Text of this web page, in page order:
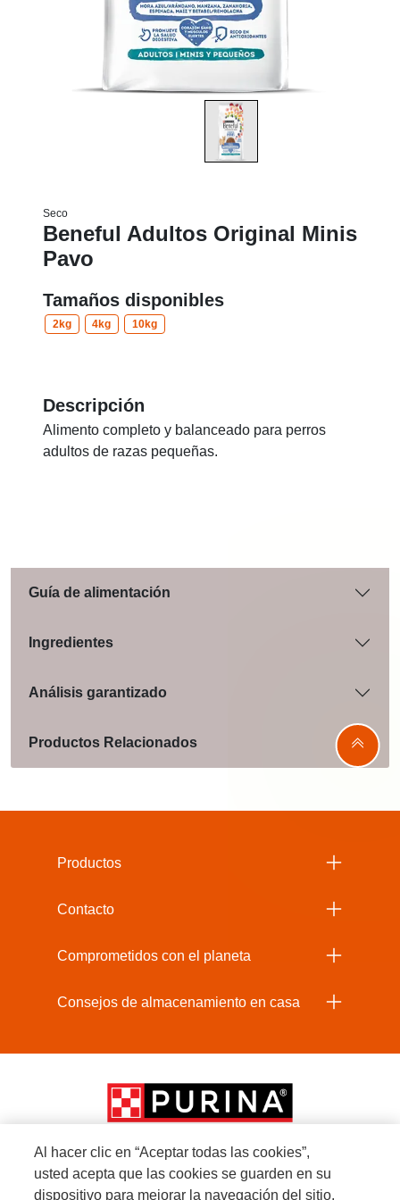
Seco
Beneful Adultos Original Minis
Pavo
Tamaños disponibles
2kg 4kg 10kg
Descripción
Alimento completo y balanceado para perros
adultos de razas pequeñas.
Guía de alimentación
Ingredientes
Análisis garantizado
Productos Relacionados
Productos
Contacto
Comprometidos con el planeta
Consejos de almacenamiento en casa
Menú Footer Secundario Beneful
Al hacer clic en “Aceptar todas las cookies”,
usted acepta que las cookies se guarden en su
dispositivo para mejorar la navegación del sitio,